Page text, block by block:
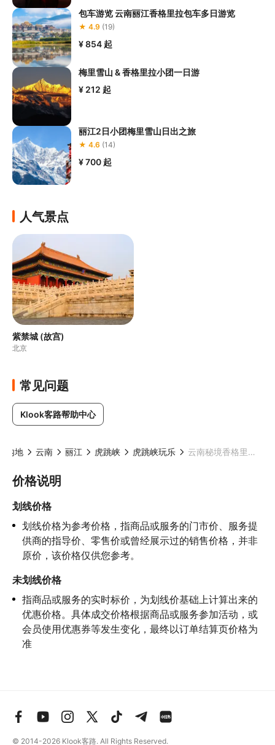
包车游览 云南丽江香格里拉包车多日游览
★ 4.9 (19)
¥ 854 起
梅里雪山 & 香格里拉小团一日游
¥ 212 起
丽江2日小团梅里雪山日出之旅
★ 4.6 (14)
¥ 700 起
人气景点
紫禁城 (故宫)
北京
常见问题
Klook客路帮助中心
内地 云南 丽江 虎跳峡 虎跳峡玩乐 云南秘境香格里拉4日游
价格说明
划线价格
划线价格为参考价格，指商品或服务的门市价、服务提
供商的指导价、零售价或曾经展示过的销售价格，并非
原价，该价格仅供您参考。
未划线价格
指商品或服务的实时标价，为划线价基础上计算出来的
优惠价格。具体成交价格根据商品或服务参加活动，或
会员使用优惠券等发生变化，最终以订单结算页价格为
准
© 2014-2026 Klook客路. All Rights Reserved.